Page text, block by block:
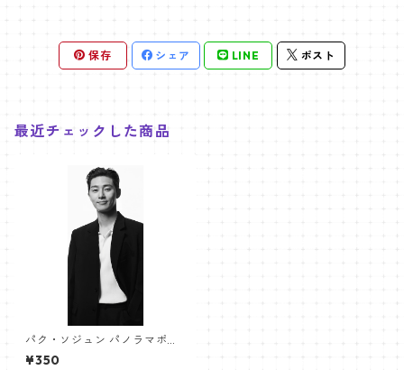
保存 シェア LINE ポスト
最近チェックした商品
パク・ソジュン パノラマポス
ター (PARK SEO JUN Poster)
700*330mm 【Park Seo Ju
¥350